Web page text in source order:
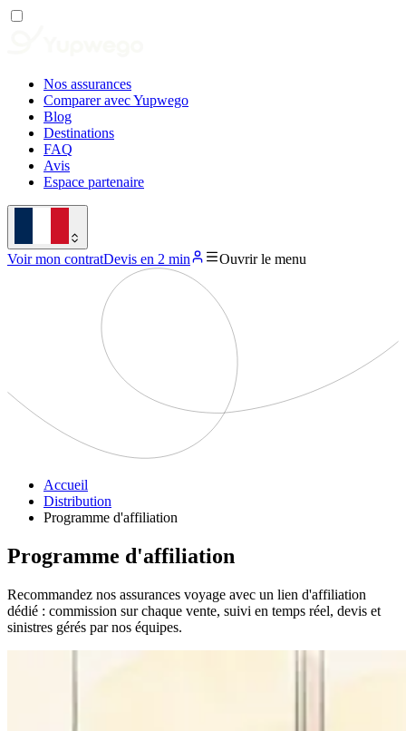
Nos assurances
Comparer avec Yupwego
Blog
Destinations
FAQ
Avis
Espace partenaire
Voir mon contratDevis en 2 min Ouvrir le menu
Accueil
Distribution
Programme d'affiliation
Programme d'affiliation
Recommandez nos assurances voyage avec un lien d'affiliation
dédié : commission sur chaque vente, suivi en temps réel, devis et
sinistres gérés par nos équipes.